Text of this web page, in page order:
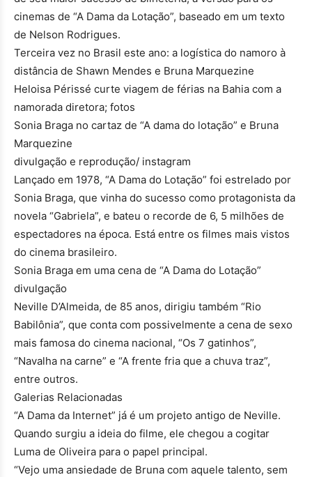
cinemas de “A Dama da Lotação”, baseado em um texto
de Nelson Rodrigues.
Terceira vez no Brasil este ano: a logística do namoro à
distância de Shawn Mendes e Bruna Marquezine
Heloisa Périssé curte viagem de férias na Bahia com a
namorada diretora; fotos
Sonia Braga no cartaz de “A dama do lotação” e Bruna
Marquezine
divulgação e reprodução/ instagram
Lançado em 1978, “A Dama do Lotação” foi estrelado por
Sonia Braga, que vinha do sucesso como protagonista da
novela “Gabriela”, e bateu o recorde de 6, 5 milhões de
espectadores na época. Está entre os filmes mais vistos
do cinema brasileiro.
Sonia Braga em uma cena de “A Dama do Lotação”
divulgação
Neville D’Almeida, de 85 anos, dirigiu também “Rio
Babilônia”, que conta com possivelmente a cena de sexo
mais famosa do cinema nacional, “Os 7 gatinhos”,
“Navalha na carne” e “A frente fria que a chuva traz”,
entre outros.
Galerias Relacionadas
“A Dama da Internet” já é um projeto antigo de Neville.
Quando surgiu a ideia do filme, ele chegou a cogitar
Luma de Oliveira para o papel principal.
“Vejo uma ansiedade de Bruna com aquele talento, sem